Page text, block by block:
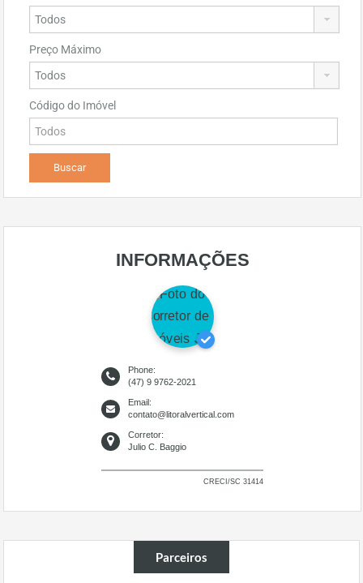
Preço Máximo
Código do Imóvel
INFORMAÇÕES
Phone:
(47) 9 9762-2021
Email:
contato@litoralvertical.com
Corretor:
Julio C. Baggio
CRECI/SC 31414
Parceiros